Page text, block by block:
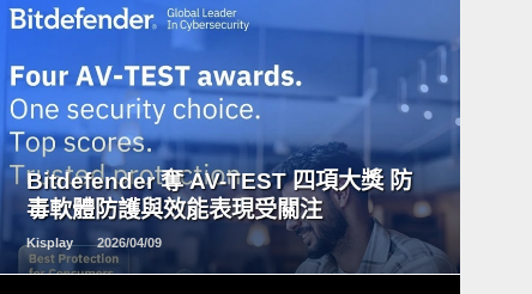
Bitdefender 奪 AV-TEST 四項大獎 防
毒軟體防護與效能表現受關注
Kisplay 2026/04/09
READ
MORE